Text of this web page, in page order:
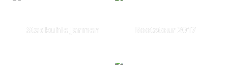
Stadkuhle Jarmen Bootstour 2017